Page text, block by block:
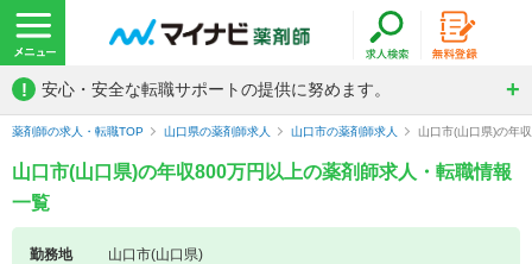
! 安心・安全な転職サポートの提供に努めます。
薬剤師の求人・転職TOP 山口県の薬剤師求人 山口市の薬剤師求人 山口市(山口県)の年
山口市(山口県)の年収800万円以上の薬剤師求人・転職情報
一覧
勤務地
山口市(山口県)